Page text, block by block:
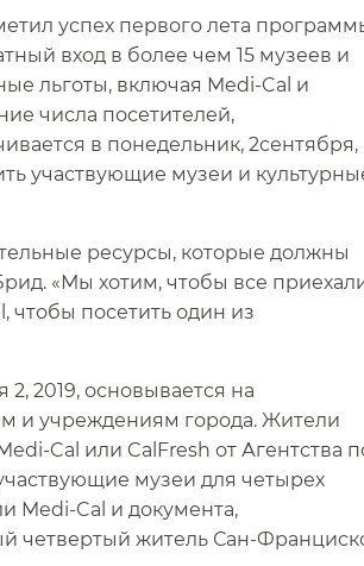
успех первого лета
вход в более чем 15 музеев и
льготы, включая Medi-Cal и
числа посетителей,
в понедельник, 2сентября,
участвующие музеи и
ресурсы, которые должны
«Мы хотим, чтобы все
чтобы посетить один из
2019, основывается на
и учреждениям города. Жители
Cal или CalFresh от Агентства
музеи для четырех
Medi-Cal и документа,
четвертый житель Сан-